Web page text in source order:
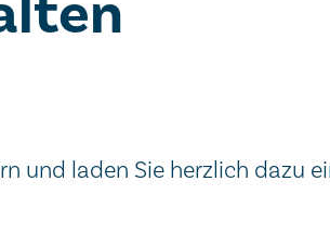
laden Sie herzlich dazu